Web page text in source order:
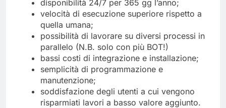
disponibilità 24/7 per 365 gg l’anno;
velocità di esecuzione superiore rispetto a
quella umana;
possibilità di lavorare su diversi processi in
parallelo (N.B. solo con più BOT!)
bassi costi di integrazione e installazione;
semplicità di programmazione e
manutenzione;
soddisfazione degli utenti a cui vengono
risparmiati lavori a basso valore aggiunto.